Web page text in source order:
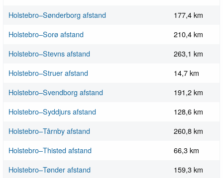
Holstebro–Sønderborg afstand
177,4 km
Holstebro–Sorø afstand
210,4 km
Holstebro–Stevns afstand
263,1 km
Holstebro–Struer afstand
14,7 km
Holstebro–Svendborg afstand
191,2 km
Holstebro–Syddjurs afstand
128,6 km
Holstebro–Tårnby afstand
260,8 km
Holstebro–Thisted afstand
66,3 km
Holstebro–Tønder afstand
159,3 km